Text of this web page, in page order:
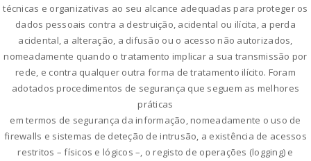
técnicas e organizativas ao seu alcance adequadas para proteger os
dados pessoais contra a destruição, acidental ou ilícita, a perda
acidental, a alteração, a difusão ou o acesso não autorizados,
nomeadamente quando o tratamento implicar a sua transmissão por
rede, e contra qualquer outra forma de tratamento ilícito. Foram
adotados procedimentos de segurança que seguem as melhores
práticas
em termos de segurança da informação, nomeadamente o uso de
firewalls e sistemas de deteção de intrusão, a existência de acessos
restritos – físicos e lógicos –, o registo de operações (logging) e